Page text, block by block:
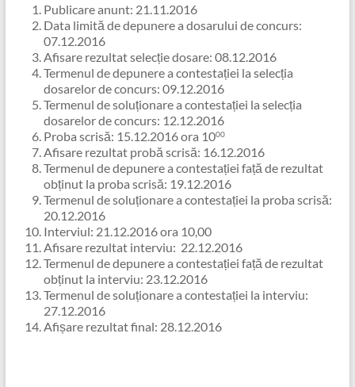
Publicare anunt: 21.11.2016
Data limită de depunere a dosarului de concurs:
07.12.2016
Afisare rezultat selecție dosare: 08.12.2016
Termenul de depunere a contestației la selecția
dosarelor de concurs: 09.12.2016
Termenul de soluționare a contestației la selecția
dosarelor de concurs: 12.12.2016
Proba scrisă: 15.12.2016 ora 1000
Afisare rezultat probă scrisă: 16.12.2016
Termenul de depunere a contestației față de rezultat
obținut la proba scrisă: 19.12.2016
Termenul de soluționare a contestației la proba scrisă:
20.12.2016
Interviul: 21.12.2016 ora 10,00
Afisare rezultat interviu: 22.12.2016
Termenul de depunere a contestației față de rezultat
obținut la interviu: 23.12.2016
Termenul de soluționare a contestației la interviu:
27.12.2016
Afișare rezultat final: 28.12.2016